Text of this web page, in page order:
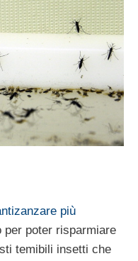
più
per poter risparmiare
temibili insetti che